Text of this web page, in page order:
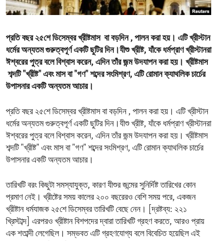
ENVIRONMENT AND HEALTH
প্রতি বছর ২৫শে ডিসেম্বর খ্রীষ্টমাস বা বড়দিন , পালন করা হয়। এটি খ্রীস্টান
ধর্মের অন্যতম গুরুত্বপূর্ণ একটি ছুটির দিন।যীশু খ্রীষ্ট, যাঁকে ধর্মপ্রাণ খ্রীস্টানরা
ঈশ্বরের পুত্র বলে বিশ্বাস করেন, এদিন তাঁর জন্ম উদযাপন করা হয়। খ্রীষ্টমাস
শব্দটি "খ্রীষ্ট" এবং মাস বা "গণ" শব্দের সংমিশ্রণ, এটি রোমান ক্যাথলিক চার্চের
উপাসনার একটি অন্যতম আচার।
প্রতি বছর ২৫শে ডিসেম্বর খ্রীষ্টমাস বা বড়দিন , পালন করা হয়। এটি খ্রীস্টান
ধর্মের অন্যতম গুরুত্বপূর্ণ একটি ছুটির দিন।যীশু খ্রীষ্ট, যাঁকে ধর্মপ্রাণ খ্রীস্টানরা
ঈশ্বরের পুত্র বলে বিশ্বাস করেন, এদিন তাঁর জন্ম উদযাপন করা হয়। খ্রীষ্টমাস
শব্দটি "খ্রীষ্ট" এবং মাস বা "গণ" শব্দের সংমিশ্রণ, এটি রোমান ক্যাথলিক চার্চের
উপাসনার একটি অন্যতম আচার।
তারিখটি বরং কিছুটা সমস্যাযুক্ত, কারণ যীশুর জন্মের সুনির্দিষ্ট তারিখের কোন
প্রমাণ নেই। খ্রীষ্টের সময় কালের ২০০ বছরেরও বেশি সময় পরে, একজন
খ্রীষ্টান ধর্মযাজক ২৫শে ডিসেম্বর তারিখটি বেছে নেন। [দ্রষ্টব্য: ২২১
খ্রিস্টাব্দ] এরপরও খ্রীষ্টান বিশপদের দ্বারা তারিখটি গ্রহণ করতে, আরও প্রায়
এক শতাব্দী লেগেছিল। সম্ভবত এটি গ্রহণযোগ্য বলে বিবেচিত হয়েছিল এই